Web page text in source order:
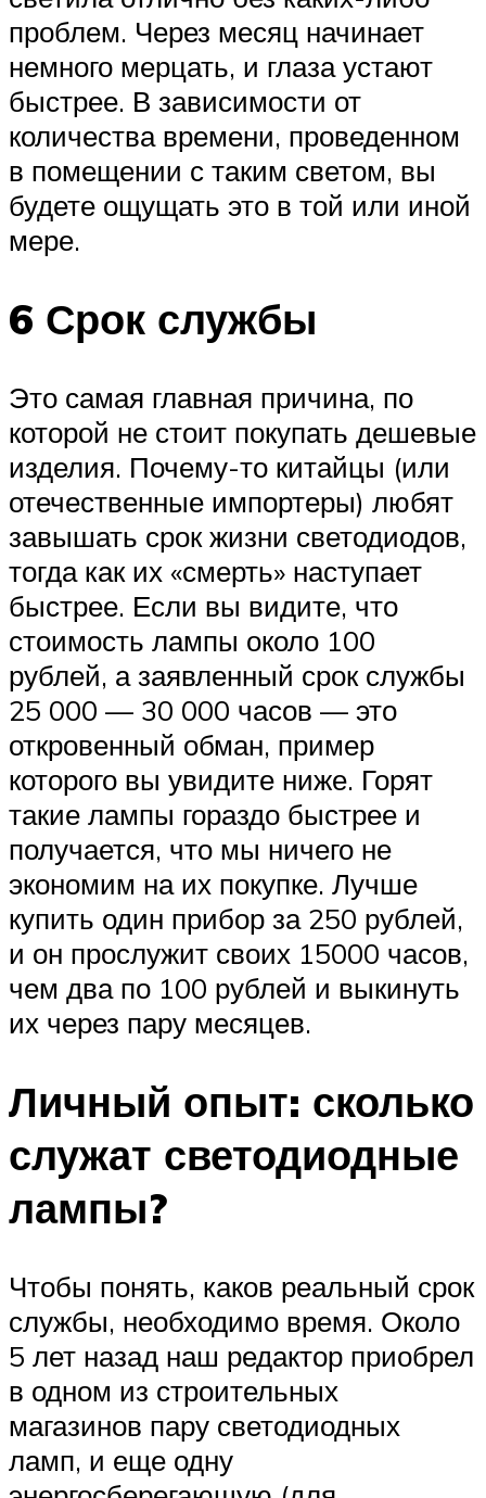
проблем. Через месяц начинает
немного мерцать, и глаза устают
быстрее. В зависимости от
количества времени, проведенном
в помещении с таким светом, вы
будете ощущать это в той или иной
мере.
6 Срок службы
Это самая главная причина, по
которой не стоит покупать дешевые
изделия. Почему-то китайцы (или
отечественные импортеры) любят
завышать срок жизни светодиодов,
тогда как их «смерть» наступает
быстрее. Если вы видите, что
стоимость лампы около 100
рублей, а заявленный срок службы
25 000 — 30 000 часов — это
откровенный обман, пример
которого вы увидите ниже. Горят
такие лампы гораздо быстрее и
получается, что мы ничего не
экономим на их покупке. Лучше
купить один прибор за 250 рублей,
и он прослужит своих 15000 часов,
чем два по 100 рублей и выкинуть
их через пару месяцев.
Личный опыт: сколько
служат светодиодные
лампы?
Чтобы понять, каков реальный срок
службы, необходимо время. Около
5 лет назад наш редактор приобрел
в одном из строительных
магазинов пару светодиодных
ламп, и еще одну